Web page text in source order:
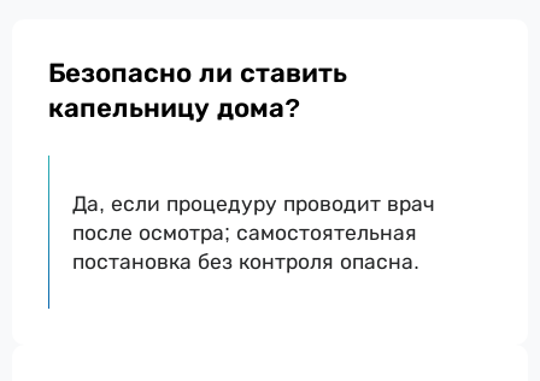
Безопасно ли ставить
капельницу дома?
Да, если процедуру проводит врач
после осмотра; самостоятельная
постановка без контроля опасна.